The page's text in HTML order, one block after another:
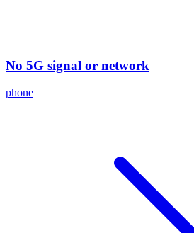
No 5G signal or network
phone